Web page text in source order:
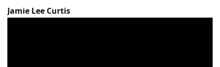
Jamie Lee Curtis